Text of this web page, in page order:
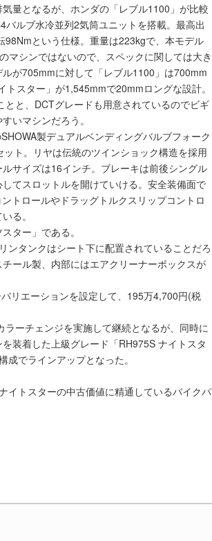
量となるが、ホンダの「レブル1100」が比較
ルブ水冷並列2気筒ユニットを搭載。最高出
という仕様。重量は223kgで、本モデル
マシンではないので、スペックに関しては大き
が705mmに対して「レブル1100」は700mm
スター」が1,545mmで20mmロングな設計。
とと、DCTグレードも用意されているのでビギ
いマシンだろう。
製デュアルベンディングバルブフォーク
ト。リヤは伝統のツインショック構造を採用
サイズは16インチ。ブレーキは前後シングル
てスロットルを開けていける。安全装備面で
トロールやドラッグトルクスリップコントロ
る。
ター」である。
ンタンクはシート下に配置されていることだろ
ール製、内部にはエアクリーナーボックスが
リエーションを設定して、195万4,700円(税
ーチェンジを実施して継続となるが、同時に
装着した上級グレード「RH975S ナイトスタ
でラインアップとなった。
イトスターの中古価値に精通しているバイクパ